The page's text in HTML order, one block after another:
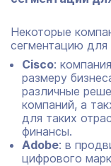
Некоторые
сегментацию
Cisco:
размеру
различные
компаний, а
для таких
финансы.
Adobe: в
цифрового